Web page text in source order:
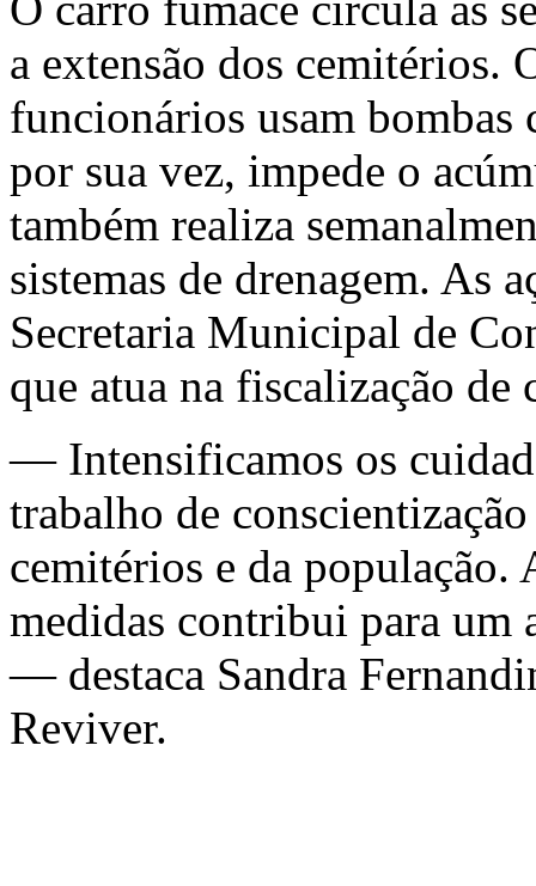
a extensão dos cemitérios.
funcionários usam
por sua vez, impede o
também realiza
sistemas de drenagem. As
Secretaria Municipal de
que atua na fiscalização de
— Intensificamos os
trabalho de
cemitérios e da população.
medidas contribui para um
— destaca Sandra
Reviver.